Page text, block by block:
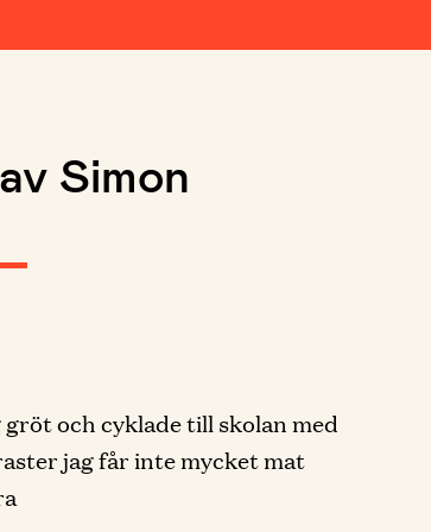
Simon
och cyklade till skolan med
jag får inte mycket mat